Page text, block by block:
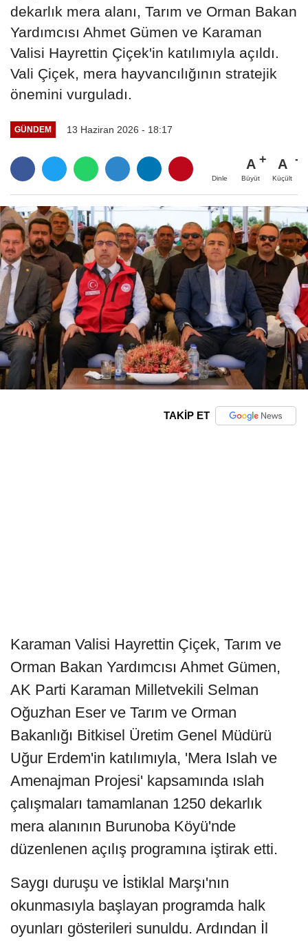
dekarlık mera alanı, Tarım ve Orman Bakan
Yardımcısı Ahmet Gümen ve Karaman
Valisi Hayrettin Çiçek'in katılımıyla açıldı.
Vali Çiçek, mera hayvancılığının stratejik
önemini vurguladı.
GÜNDEM 13 Haziran 2026 - 18:17
Dinle
A
Büyüt
A
Küçült
TAKİP ET
Karaman Valisi Hayrettin Çiçek, Tarım ve
Orman Bakan Yardımcısı Ahmet Gümen,
AK Parti Karaman Milletvekili Selman
Oğuzhan Eser ve Tarım ve Orman
Bakanlığı Bitkisel Üretim Genel Müdürü
Uğur Erdem'in katılımıyla, 'Mera Islah ve
Amenajman Projesi' kapsamında ıslah
çalışmaları tamamlanan 1250 dekarlık
mera alanının Burunoba Köyü'nde
düzenlenen açılış programına iştirak etti.
Saygı duruşu ve İstiklal Marşı'nın
okunmasıyla başlayan programda halk
oyunları gösterileri sunuldu. Ardından İl